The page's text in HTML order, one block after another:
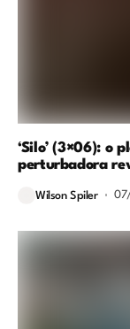
‘Silo’ (3×06): o
perturbadora
Wilson Spiler